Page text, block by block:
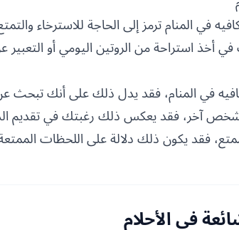
في المنام ترمز إلى الحاجة للاسترخاء
في أخذ استراحة من الروتين اليومي أو التعبير
في المنام، فقد يدل ذلك على أنك تبحث
آخر، فقد يعكس ذلك رغبتك في تقديم
فقد يكون ذلك دلالة على اللحظات
في الأحلام